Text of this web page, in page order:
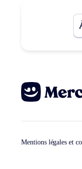
Mentions légales et